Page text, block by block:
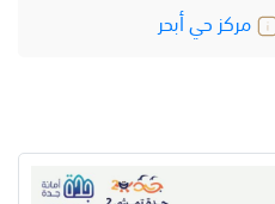
مركز حي أبحر